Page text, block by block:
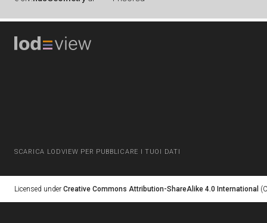
SCARICA LODVIEW PER PUBBLICARE I TUOI DATI
Licensed under Creative Commons Attribution-ShareAlike 4.0 International